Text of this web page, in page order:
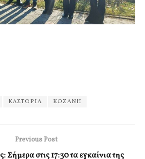
ΚΑΣΤΟΡΙΑ ΚΟΖΑΝΗ
Previous Post
στις 17:30 τα εγκαίνια της